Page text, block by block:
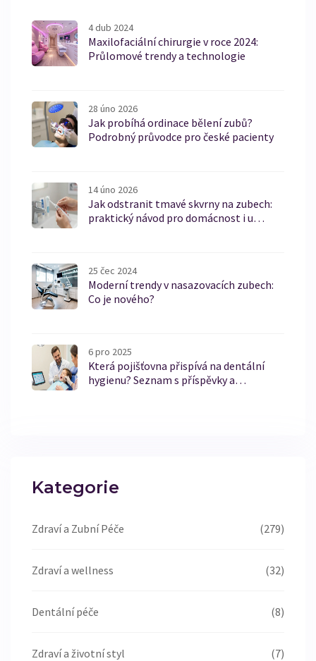
4 dub 2024
Maxilofaciální chirurgie v roce 2024:
Průlomové trendy a technologie
28 úno 2026
Jak probíhá ordinace bělení zubů?
Podrobný průvodce pro české pacienty
14 úno 2026
Jak odstranit tmavé skvrny na zubech:
praktický návod pro domácnost i u
25 čec 2024
Moderní trendy v nasazovacích zubech:
Co je nového?
6 pro 2025
Která pojišťovna přispívá na dentální
hygienu? Seznam s příspěvky a
Kategorie
Zdraví a Zubní Péče (279)
Zdraví a wellness (32)
Dentální péče (8)
Zdraví a životní styl (7)